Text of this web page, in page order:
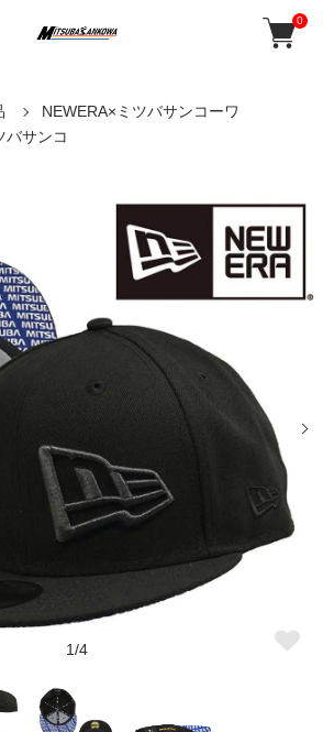
0
NEWERA×ミツバサンコーワ
バサンコ
1/4